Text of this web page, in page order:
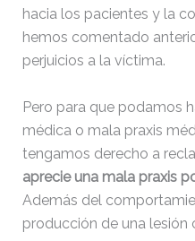
hacia los pacientes y la
hemos comentado
perjuicios a la víctima.
Pero para que podamos
médica o mala praxis
tengamos derecho a
aprecie una mala praxis
Además del
producción de una lesión